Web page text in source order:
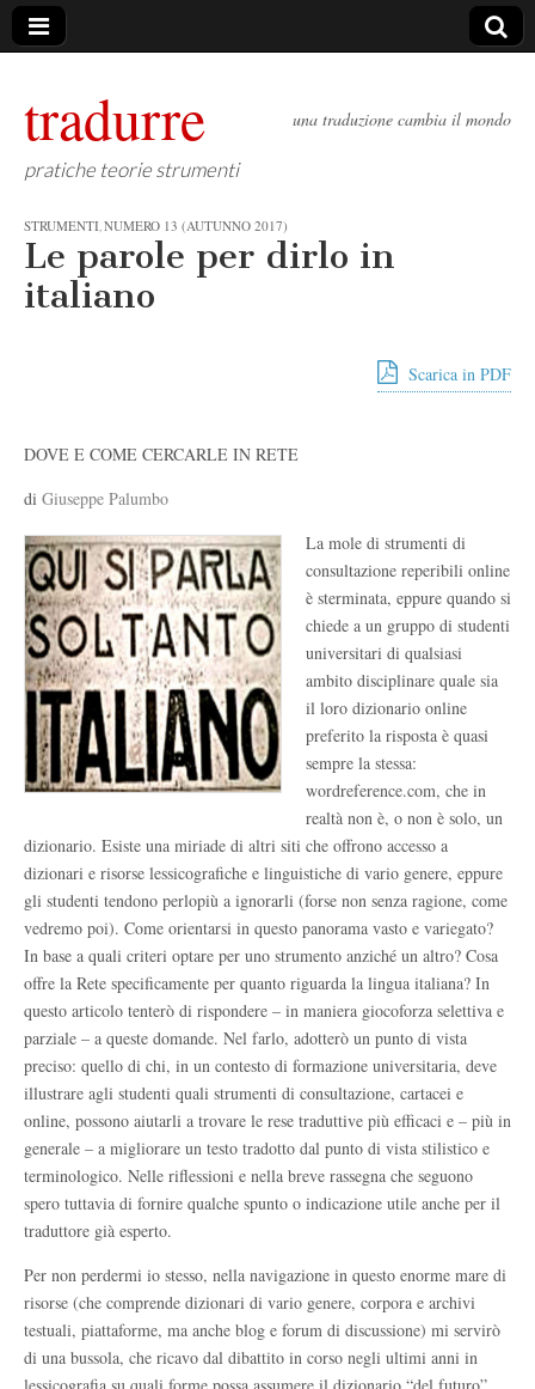
tradurre
pratiche teorie strumenti
una traduzione cambia il mondo
STRUMENTI NUMERO 13 (AUTUNNO 2017)
Le parole per dirlo in
italiano
Scarica in PDF
DOVE E COME CERCARLE IN RETE
di Giuseppe Palumbo
La mole di strumenti di
consultazione reperibili online
è sterminata, eppure quando si
chiede a un gruppo di studenti
universitari di qualsiasi
ambito disciplinare quale sia
il loro dizionario online
preferito la risposta è quasi
sempre la stessa:
wordreference.com, che in
realtà non è, o non è solo, un
dizionario. Esiste una miriade di altri siti che offrono accesso a
dizionari e risorse lessicografiche e linguistiche di vario genere, eppure
gli studenti tendono perlopiù a ignorarli (forse non senza ragione, come
vedremo poi). Come orientarsi in questo panorama vasto e variegato?
In base a quali criteri optare per uno strumento anziché un altro? Cosa
offre la Rete specificamente per quanto riguarda la lingua italiana? In
questo articolo tenterò di rispondere – in maniera giocoforza selettiva e
parziale – a queste domande. Nel farlo, adotterò un punto di vista
preciso: quello di chi, in un contesto di formazione universitaria, deve
illustrare agli studenti quali strumenti di consultazione, cartacei e
online, possono aiutarli a trovare le rese traduttive più efficaci e – più in
generale – a migliorare un testo tradotto dal punto di vista stilistico e
terminologico. Nelle riflessioni e nella breve rassegna che seguono
spero tuttavia di fornire qualche spunto o indicazione utile anche per il
traduttore già esperto.
Per non perdermi io stesso, nella navigazione in questo enorme mare di
risorse (che comprende dizionari di vario genere, corpora e archivi
testuali, piattaforme, ma anche blog e forum di discussione) mi servirò
di una bussola, che ricavo dal dibattito in corso negli ultimi anni in